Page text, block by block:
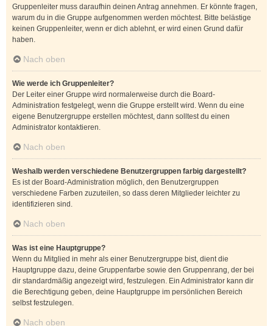
Gruppenleiter muss daraufhin deinen Antrag annehmen. Er könnte fragen,
warum du in die Gruppe aufgenommen werden möchtest. Bitte belästige
keinen Gruppenleiter, wenn er dich ablehnt, er wird einen Grund dafür
haben.
Nach oben
Wie werde ich Gruppenleiter?
Der Leiter einer Gruppe wird normalerweise durch die Board-
Administration festgelegt, wenn die Gruppe erstellt wird. Wenn du eine
eigene Benutzergruppe erstellen möchtest, dann solltest du einen
Administrator kontaktieren.
Nach oben
Weshalb werden verschiedene Benutzergruppen farbig dargestellt?
Es ist der Board-Administration möglich, den Benutzergruppen
verschiedene Farben zuzuteilen, so dass deren Mitglieder leichter zu
identifizieren sind.
Nach oben
Was ist eine Hauptgruppe?
Wenn du Mitglied in mehr als einer Benutzergruppe bist, dient die
Hauptgruppe dazu, deine Gruppenfarbe sowie den Gruppenrang, der bei
dir standardmäßig angezeigt wird, festzulegen. Ein Administrator kann dir
die Berechtigung geben, deine Hauptgruppe im persönlichen Bereich
selbst festzulegen.
Nach oben